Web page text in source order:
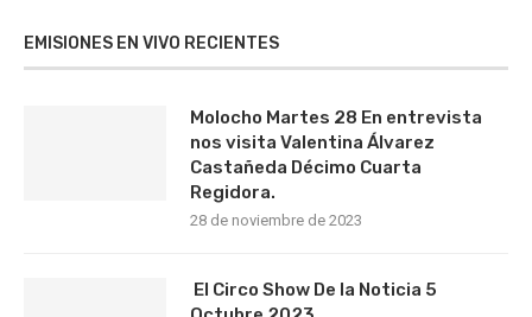
EMISIONES EN VIVO RECIENTES
Molocho Martes 28 En entrevista
nos visita Valentina Álvarez
Castañeda Décimo Cuarta
Regidora.
28 de noviembre de 2023
El Circo Show De la Noticia 5